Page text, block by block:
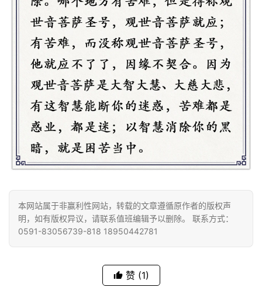
声
明
本网站属于非赢利性网站，转载的文章遵循原作者的版权声
明，如有版权异议，请联系值班编辑予以删除。 联系方式：
0591-83056739-818 18950442781
赞 (1)